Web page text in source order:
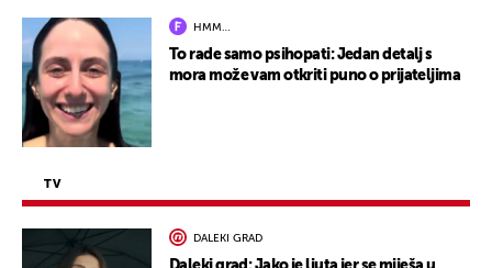
HMM…
To rade samo psihopati: Jedan detalj s
mora može vam otkriti puno o prijateljima
TV
DALEKI GRAD